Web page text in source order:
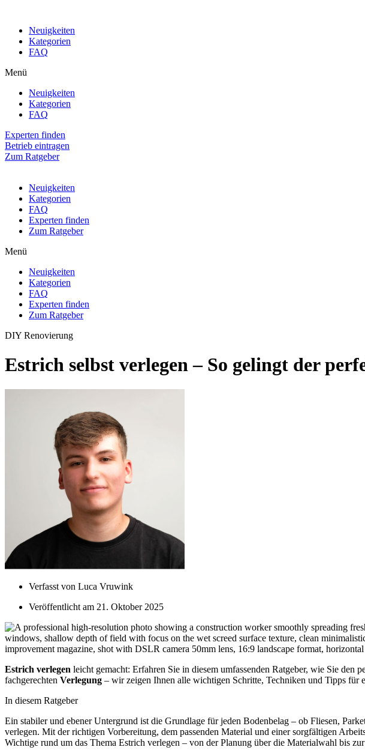
Neuigkeiten
Kategorien
FAQ
Menü
Neuigkeiten
Kategorien
FAQ
Experten finden
Betrieb eintragen
Zum Ratgeber
Neuigkeiten
Kategorien
FAQ
Experten finden
Zum Ratgeber
Menü
Neuigkeiten
Kategorien
FAQ
Experten finden
Zum Ratgeber
DIY Renovierung
Estrich selbst verlegen – So gelingt der
Verfasst von Luca Vruwink
Veröffentlicht am 21. Oktober 2025
Estrich verlegen leicht gemacht: Erfahren Sie in diesem umfassenden Ratgeber, wie Sie den
fachgerechten Verlegung – wir zeigen Ihnen alle wichtigen Schritte, Techniken und Tipps für
In diesem Ratgeber
Ein stabiler und ebener Untergrund ist die Grundlage für jeden Bodenbelag – ob Fliesen,
verlegen. Mit der richtigen Vorbereitung, dem passenden Material und einer sorgfältigen
Wichtige rund um das Thema Estrich verlegen – von der Planung über die Materialwahl bis